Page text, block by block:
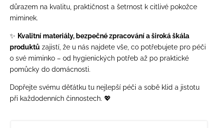
důrazem na kvalitu, praktičnost a šetrnost k citlivé pokožce
miminek.
✨ Kvalitní materiály, bezpečné zpracování a široká škála
produktů zajistí, že u nás najdete vše, co potřebujete pro péči
o své miminko – od hygienických potřeb až po praktické
pomůcky do domácnosti.
Dopřejte svému děťátku tu nejlepší péči a sobě klid a jistotu
při každodenních činnostech. 💖